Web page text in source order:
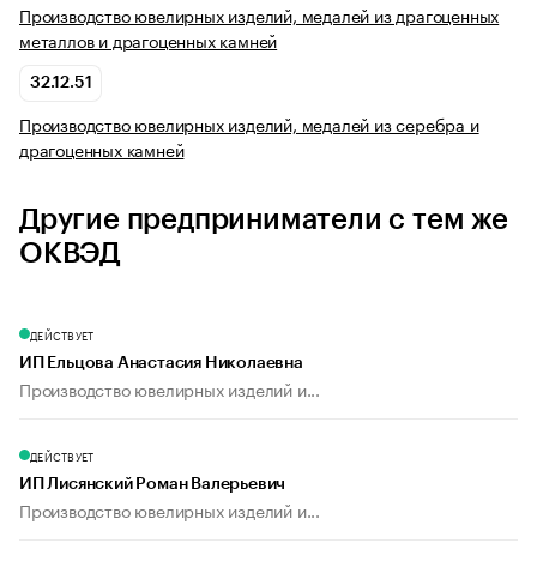
Производство ювелирных изделий, медалей из драгоценных
металлов и драгоценных камней
32.12.51
Производство ювелирных изделий, медалей из серебра и
драгоценных камней
Другие предприниматели с тем же
ОКВЭД
ДЕЙСТВУЕТ
ИП Ельцова Анастасия Николаевна
Производство ювелирных изделий и...
ДЕЙСТВУЕТ
ИП Лисянский Роман Валерьевич
Производство ювелирных изделий и...